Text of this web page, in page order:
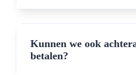
Kunnen we ook
betalen?